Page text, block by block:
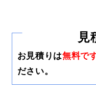
見
お見積りは無料で
ださい。